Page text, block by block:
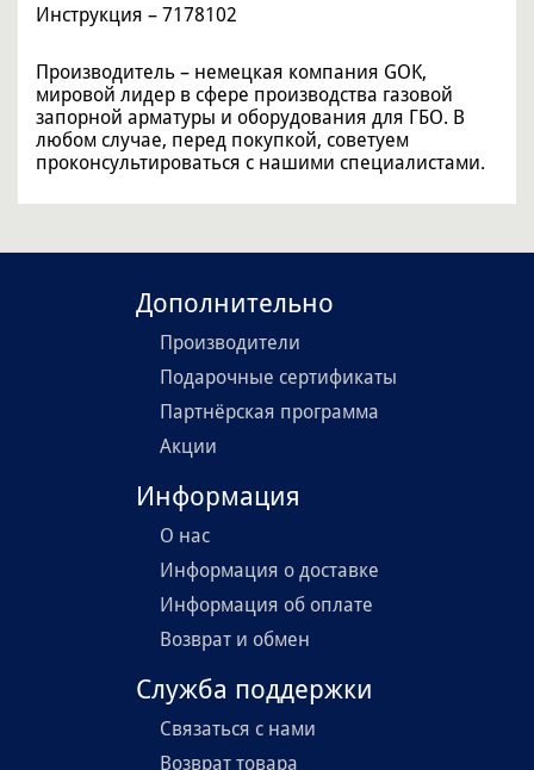
Инструкция – 7178102
Производитель – немецкая компания GOK,
мировой лидер в сфере производства газовой
запорной арматуры и оборудования для ГБО. В
любом случае, перед покупкой, советуем
проконсультироваться с нашими специалистами.
Дополнительно
Производители
Подарочные сертификаты
Партнёрская программа
Акции
Информация
О нас
Информация о доставке
Информация об оплате
Возврат и обмен
Служба поддержки
Связаться с нами
Возврат товара